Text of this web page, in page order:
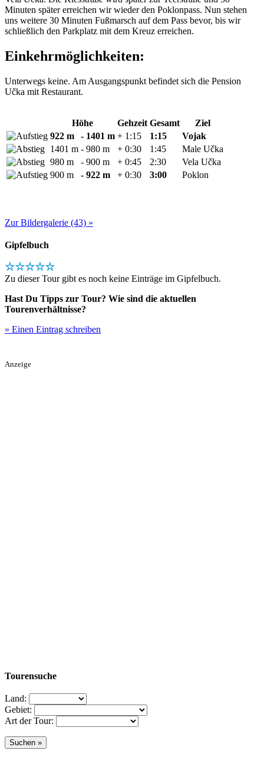
Minuten später erreichen wir wieder den Poklonpass. Nun stehen
uns weitere 30 Minuten Fußmarsch auf dem Pass bevor, bis wir
schließlich den Parkplatz mit dem Kreuz erreichen.
Einkehrmöglichkeiten:
Unterwegs keine. Am Ausgangspunkt befindet sich die Pension
Učka mit Restaurant.
Höhe Gehzeit Gesamt
Ziel
922 m
- 1401 m + 1:15 1:15
Vojak
1401 m - 980 m + 0:30 1:45
Male Učka
980 m
- 900 m + 0:45 2:30
Vela Učka
900 m
- 922 m + 0:30 3:00 Poklon
Zur Bildergalerie (43) »
Gipfelbuch
☆☆☆☆☆
Zu dieser Tour gibt es noch keine Einträge im Gipfelbuch.
Hast Du Tipps zur Tour? Wie sind die aktuellen
Tourenverhältnisse?
» Einen Eintrag schreiben
Anzeige
Tourensuche
Land:
Gebiet:
Art der Tour: